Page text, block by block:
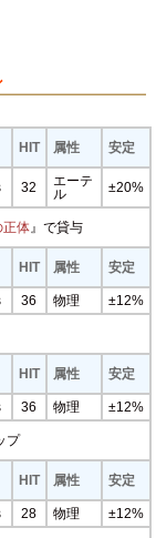
HIT 属性 安定
32
エーテ
ル
±20%
正体』で貸与
HIT 属性 安定
36 物理 ±12%
HIT 属性 安定
36 物理 ±12%
プ
HIT 属性 安定
28 物理 ±12%